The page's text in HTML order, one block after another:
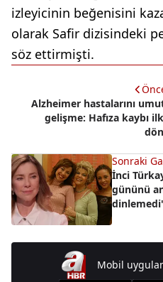
izleyicinin beğenisini
olarak Safir dizisindeki
söz ettirmişti.
Alzheimer hastalarını
gelişme: Hafıza kaybı
Sonraki
İnci
gününü
Mobil